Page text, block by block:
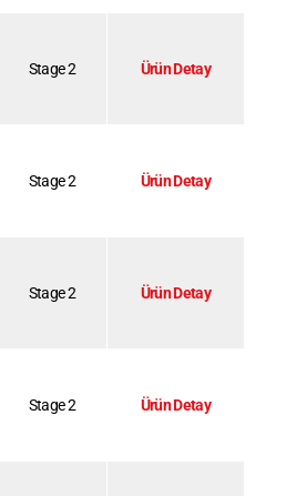
Stage 2 Ürün Detay
Stage 2 Ürün Detay
Stage 2 Ürün Detay
Stage 2 Ürün Detay